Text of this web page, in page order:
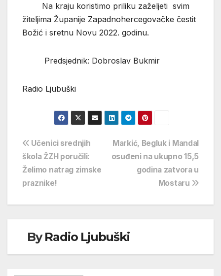
Na kraju koristimo priliku zaželjeti svim
žiteljima Županije Zapadnohercegovačke čestit
Božić i sretnu Novu 2022. godinu.
Predsjednik: Dobroslav Bukmir
Radio Ljubuški
Navigacija
objava
Markić, Begluk i Mandal
osuđeni na ukupno 15,5
godina zatvora u
Mostaru
Učenici srednjih
škola ŽZH poručili:
Želimo natrag zimske
praznike!
ByRadio Ljubuški